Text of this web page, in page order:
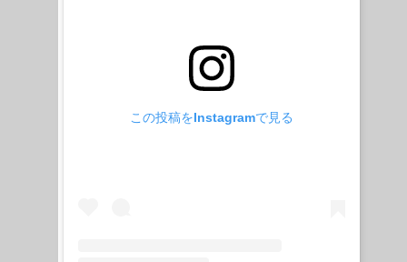
この投稿をInstagramで見る